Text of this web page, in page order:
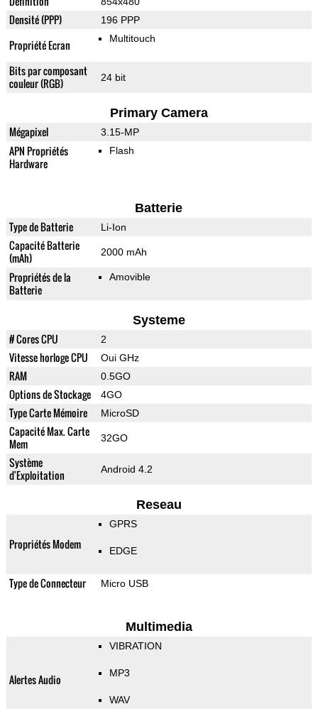
Densité (PPP) 196 PPP
Propriété Ecran Multitouch
Bits par composant
couleur (RGB)
24 bit
Primary Camera
Mégapixel 3.15-MP
APN Propriétés
Hardware
Flash
Batterie
Type de Batterie Li-Ion
Capacité Batterie
(mAh)
2000 mAh
Propriétés de la
Batterie
Amovible
Systeme
# Cores CPU 2
Vitesse horloge CPU Oui GHz
RAM 0.5GO
Options de Stockage 4GO
Type Carte Mémoire MicroSD
Capacité Max. Carte
Mem
32GO
Système
d'Exploitation
Android 4.2
Reseau
Propriétés Modem
GPRS
EDGE
Type de Connecteur Micro USB
Multimedia
Alertes Audio
VIBRATION
MP3
WAV